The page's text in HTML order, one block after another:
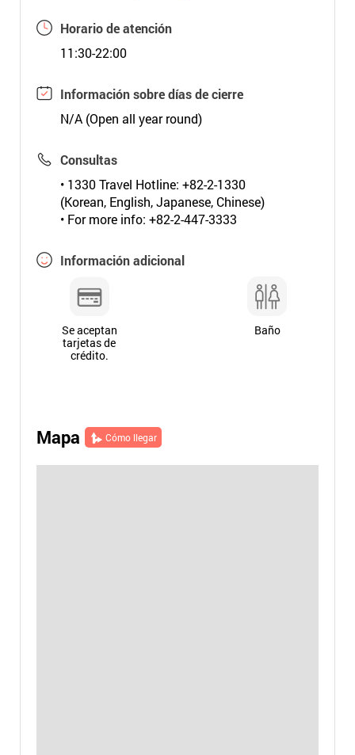
Horario de atención
11:30-22:00
Información sobre días de cierre
N/A (Open all year round)
Consultas
• 1330 Travel Hotline: +82-2-1330
(Korean, English, Japanese, Chinese)
• For more info: +82-2-447-3333
Información adicional
Se aceptan
tarjetas de
crédito.
Baño
Mapa Cómo llegar